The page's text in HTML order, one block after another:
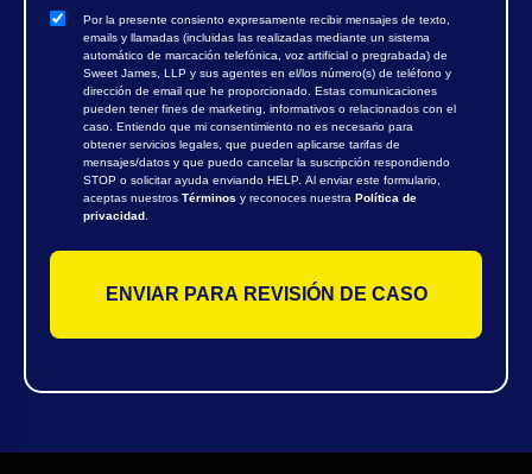
Por la presente consiento expresamente recibir mensajes de texto,
emails y llamadas (incluidas las realizadas mediante un sistema
automático de marcación telefónica, voz artificial o pregrabada) de
Sweet James, LLP y sus agentes en el/los número(s) de teléfono y
dirección de email que he proporcionado. Estas comunicaciones
pueden tener fines de marketing, informativos o relacionados con el
caso. Entiendo que mi consentimiento no es necesario para
obtener servicios legales, que pueden aplicarse tarifas de
mensajes/datos y que puedo cancelar la suscripción respondiendo
STOP o solicitar ayuda enviando HELP. Al enviar este formulario,
aceptas nuestros Términos y reconoces nuestra Política de
privacidad